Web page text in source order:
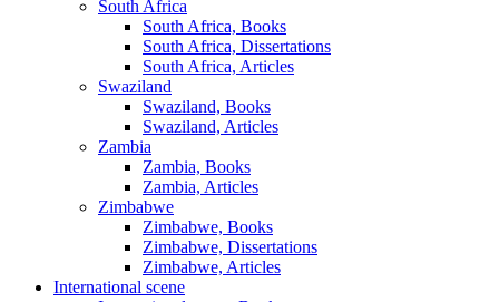
South Africa
South Africa, Books
South Africa, Dissertations
South Africa, Articles
Swaziland
Swaziland, Books
Swaziland, Articles
Zambia
Zambia, Books
Zambia, Articles
Zimbabwe
Zimbabwe, Books
Zimbabwe, Dissertations
Zimbabwe, Articles
International scene